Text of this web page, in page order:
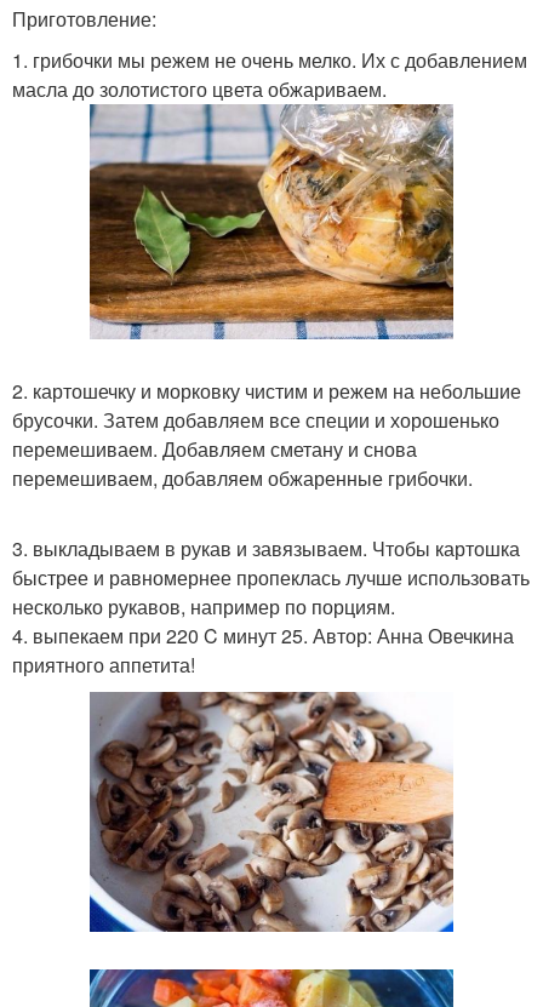
Приготовление:
1. грибочки мы режем не очень мелко. Их с добавлением
масла до золотистого цвета обжариваем.
2. картошечку и морковку чистим и режем на небольшие
брусочки. Затем добавляем все специи и хорошенько
перемешиваем. Добавляем сметану и снова
перемешиваем, добавляем обжаренные грибочки.
3. выкладываем в рукав и завязываем. Чтобы картошка
быстрее и равномернее пропеклась лучше использовать
несколько рукавов, например по порциям.
4. выпекаем при 220 C минут 25. Автор: Анна Овечкина
приятного аппетита!